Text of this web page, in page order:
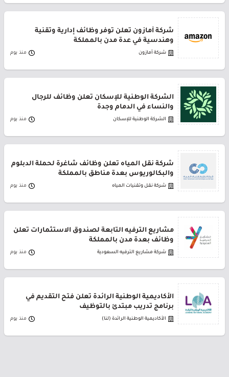
شركة أمازون تعلن توفر وظائف إدارية وتقنية
وهندسية في عدة مدن بالمملكة
شركة أمازون منذ يوم
الشركة الوطنية للإسكان تعلن وظائف للرجال
والنساء في الدمام وجدة
الشركة الوطنية للإسكان منذ يوم
شركة نقل المياه تعلن وظائف شاغرة لحملة الدبلوم
والبكالوريوس بعدة مناطق بالمملكة
شركة نقل وتقنيات المياه منذ يوم
مشاريع الترفيه التابعة لصندوق الاستثمارات تعلن
وظائف بعدة مدن بالمملكة
شركة مشاريع الترفيه السعودية منذ يوم
الأكاديمية الوطنية الرائدة تعلن فتح التقديم في
برنامج تدريب مبتدئ بالتوظيف
الأكاديمية الوطنية الرائدة (لنا) منذ يوم